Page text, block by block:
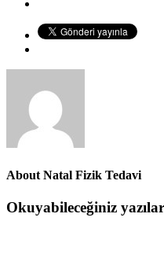
About Natal Fizik Tedavi
Okuyabileceğiniz yazılar